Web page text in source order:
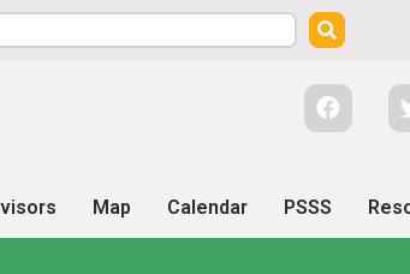
Map Calendar PSSS